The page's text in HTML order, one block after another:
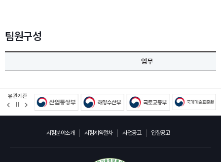
팀원구성
업무
유관기관
정
지
시험분야소개 시험계약절차 사업공고 입찰공고